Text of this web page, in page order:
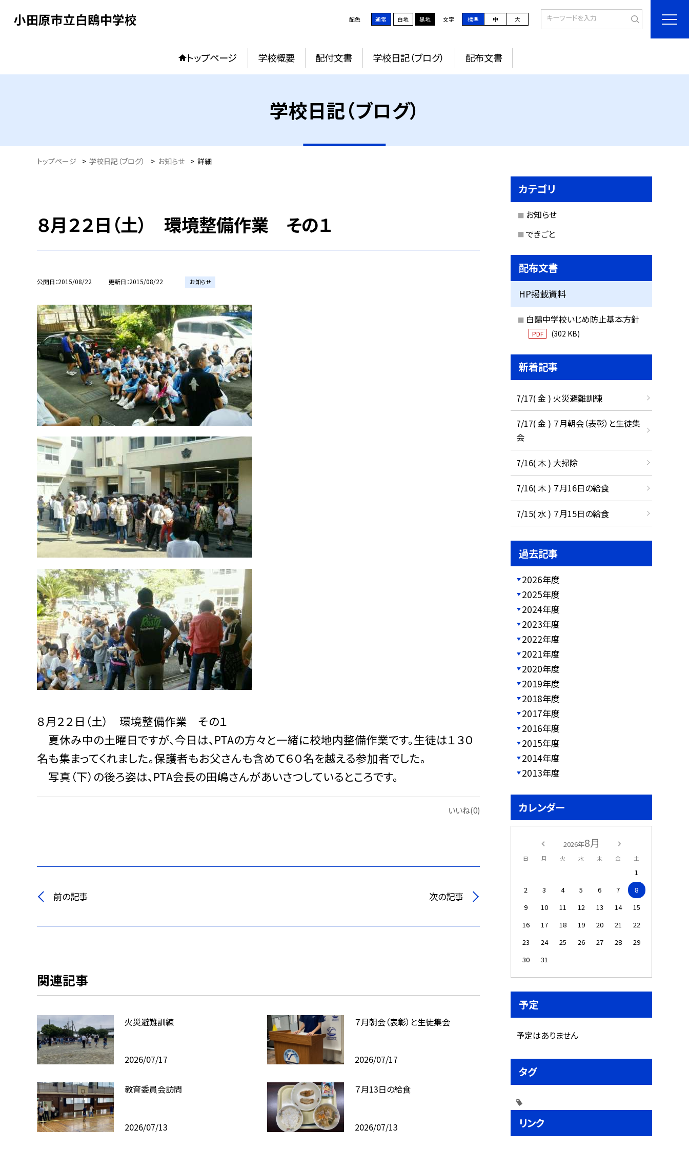
小田原市立白鴎中学校 配色 通常 白地 黒地 文字 標準 中 大
トップページ 学校概要 配付文書 学校日記（ブログ） 配布文書
学校日記（ブログ）
トップページ > 学校日記（ブログ） > お知らせ > 詳細
８月２２日（土） 環境整備作業 その１
公開日 2015/08/22 更新日 2015/08/22 お知らせ
８月２２日（土） 環境整備作業 その１
夏休み中の土曜日ですが、今日は、PTAの方々と一緒に校地内整備作業です。生徒は１３０
名も集まってくれました。保護者もお父さんも含めて６０名を越える参加者でした。
写真（下）の後ろ姿は、PTA会長の田嶋さんがあいさつしているところです。
いいね(0)
前の記事 次の記事
関連記事
火災避難訓練
2026/07/17
７月朝会（表彰）と生徒集会
2026/07/17
教育委員会訪問
2026/07/13
７月13日の給食
2026/07/13
カテゴリ
お知らせ
できごと
配布文書
HP掲載資料
白鷗中学校いじめ防止基本方針
PDF (302 KB)
新着記事
7/17( 金 ) 火災避難訓練
7/17( 金 ) ７月朝会（表彰）と生徒集
会
7/16( 木 ) 大掃除
7/16( 木 ) ７月16日の給食
7/15( 水 ) ７月15日の給食
過去記事
2026年度
2025年度
2024年度
2023年度
2022年度
2021年度
2020年度
2019年度
2018年度
2017年度
2016年度
2015年度
2014年度
2013年度
カレンダー
2026年8月
日 月 火 水 木 金 土
1
2
3 4 5 6 7
8
9
10 11 12 13 14
15
16
17 18 19 20 21
22
23
24 25 26 27 28
29
30
31
予定
予定はありません
タグ
リンク